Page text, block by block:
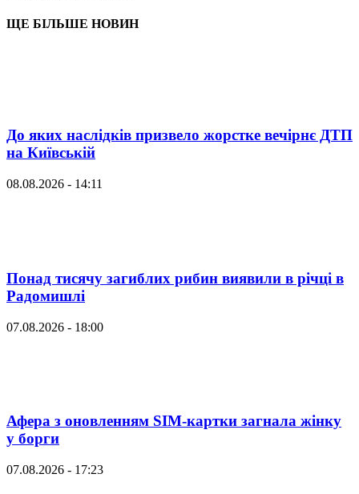
ЩЕ БІЛЬШЕ НОВИН
До яких наслідків призвело жорстке вечірнє ДТП
на Київській
08.08.2026 - 14:11
Понад тисячу загиблих рибин виявили в річці в
Радомишлі
07.08.2026 - 18:00
Афера з оновленням SIM-картки загнала жінку
у борги
07.08.2026 - 17:23